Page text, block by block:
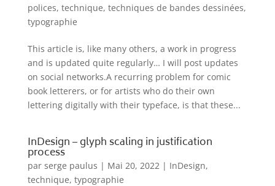
polices, technique, techniques de bandes dessinées,
typographie
This article is, like many others, a work in progress
and is updated quite regularly… I will post updates
on social networks.A recurring problem for comic
book letterers, or for artists who do their own
lettering digitally with their typeface, is that these...
InDesign – glyph scaling in justification
process
par serge paulus | Mai 20, 2022| InDesign,
technique, typographie